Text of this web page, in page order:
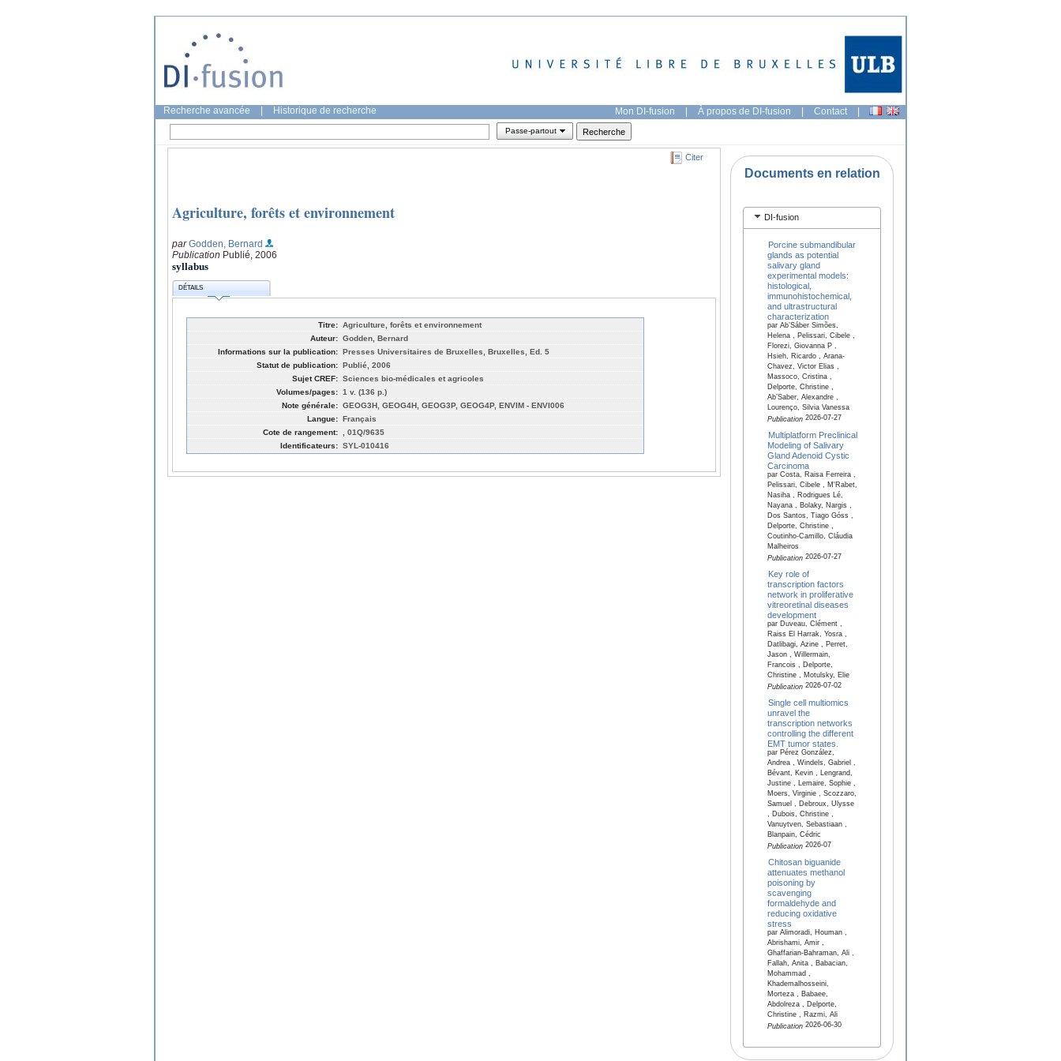
Recherche avancée Historique de recherche Mon DI-fusion | À propos de DI-fusion | Contact |
Passe-partout
Citer
Agriculture, forêts et environnement
parGodden, Bernard
Publication Publié, 2006
syllabus
DÉTAILS
Titre: Agriculture, forêts et environnement
Auteur: Godden, Bernard
Informations sur la publication: Presses Universitaires de Bruxelles, Bruxelles, Ed. 5
Statut de publication: Publié, 2006
Sujet CREF: Sciences bio-médicales et agricoles
Volumes/pages: 1 v. (136 p.)
Note générale: GEOG3H, GEOG4H, GEOG3P, GEOG4P, ENVIM - ENVI006
Langue: Français
Cote de rangement:
, 01Q/9635
Identificateurs: SYL-010416
Documents en relation
DI-fusion
Porcine submandibular
glands as potential
salivary gland
experimental models:
histological,
immunohistochemical,
and ultrastructural
characterization
par Ab’Sáber Simões,
Helena , Pelissari, Cibele ,
Florezi, Giovanna P ,
Hsieh, Ricardo , Arana-
Chavez, Victor Elias ,
Massoco, Cristina ,
Delporte, Christine ,
Ab’Saber, Alexandre ,
Lourenço, Silvia Vanessa
Publication2026-07-27
Multiplatform Preclinical
Modeling of Salivary
Gland Adenoid Cystic
Carcinoma
par Costa, Raisa Ferreira ,
Pelissari, Cibele , M'Rabet,
Nasiha , Rodrigues Lé,
Nayana , Bolaky, Nargis ,
Dos Santos, Tiago Góss ,
Delporte, Christine ,
Coutinho-Camillo, Cláudia
Malheiros
Publication2026-07-27
Key role of
transcription factors
network in proliferative
vitreoretinal diseases
development
par Duveau, Clément ,
Raiss El Harrak, Yosra ,
Datlibagi, Azine , Perret,
Jason , Willermain,
Francois , Delporte,
Christine , Motulsky, Elie
Publication2026-07-02
Single cell multiomics
unravel the
transcription networks
controlling the different
EMT tumor states.
par Pérez González,
Andrea , Windels, Gabriel ,
Bévant, Kevin , Lengrand,
Justine , Lemaire, Sophie ,
Moers, Virginie , Scozzaro,
Samuel , Debroux, Ulysse
, Dubois, Christine ,
Vanuytven, Sebastiaan ,
Blanpain, Cédric
Publication2026-07
Chitosan biguanide
attenuates methanol
poisoning by
scavenging
formaldehyde and
reducing oxidative
stress
par Alimoradi, Houman ,
Abrishami, Amir ,
Ghaffarian-Bahraman, Ali ,
Fallah, Anita , Babacian,
Mohammad ,
Khademalhosseini,
Morteza , Babaee,
Abdolreza , Delporte,
Christine , Razmi, Ali
Publication2026-06-30